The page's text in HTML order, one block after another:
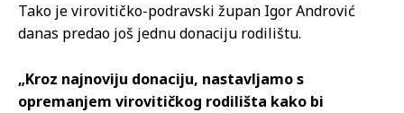
Tako je virovitičko-podravski župan Igor Andrović
danas predao još jednu donaciju rodilištu.
„Kroz najnoviju donaciju, nastavljamo s
opremanjem virovitičkog rodilišta kako bi